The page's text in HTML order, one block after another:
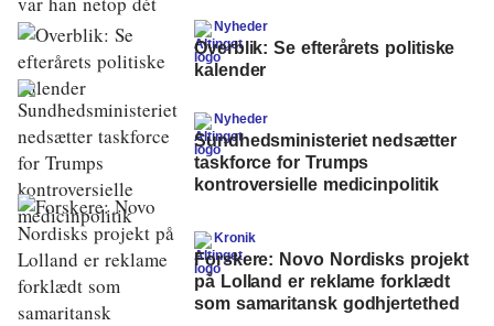
Nyheder
Overblik: Se efterårets politiske
kalender
Nyheder
Sundhedsministeriet nedsætter
taskforce for Trumps
kontroversielle medicinpolitik
Kronik
Forskere: Novo Nordisks projekt
på Lolland er reklame forklædt
som samaritansk godhjertethed